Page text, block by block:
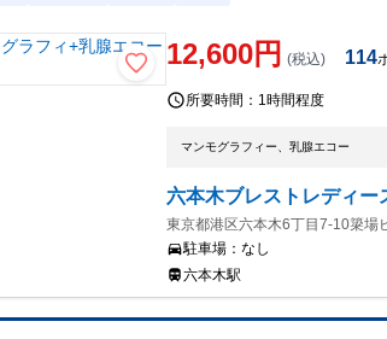
12,600円 (税込) 114
所要時間： 1時間程度
マンモグラフィー、乳腺エコー
六本木ブレストレディー
東京都港区六本木6丁目7-10簗場
駐車場：なし
六本木駅